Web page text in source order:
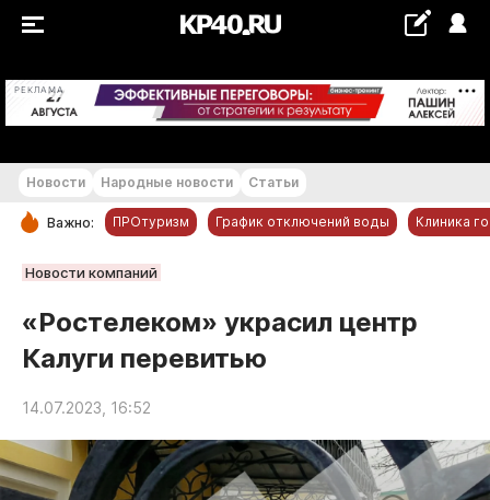
РЕКЛАМА +22...+23 °С
РУБРИКИ
Новости компаний
Статьи
Народные новости
Авто и транспорт
Благоустройство
Новости Народные новости Статьи
Важно: ПРОтуризм График отключений воды Клиника
Новости компаний
«Ростелеком» украсил центр
Калуги перевитью
14.07.2023, 16:52